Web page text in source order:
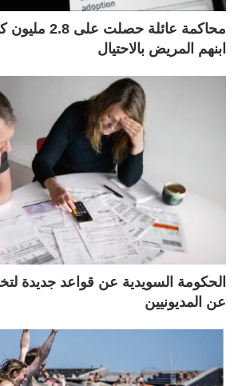
محاكمة عائلة
ابنهم المريض بالاحتيال
الحكومة السويدية عن قواعد جديدة
عن المديونيين